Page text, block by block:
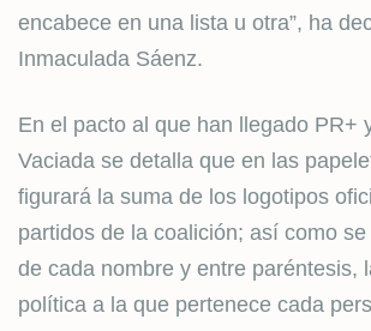
encabece en una lista u otra”, ha
Inmaculada Sáenz.
En el pacto al que han llegado PR+
Vaciada se detalla que en las
figurará la suma de los logotipos
partidos de la coalición; así como
de cada nombre y entre paréntesis,
política a la que pertenece cada